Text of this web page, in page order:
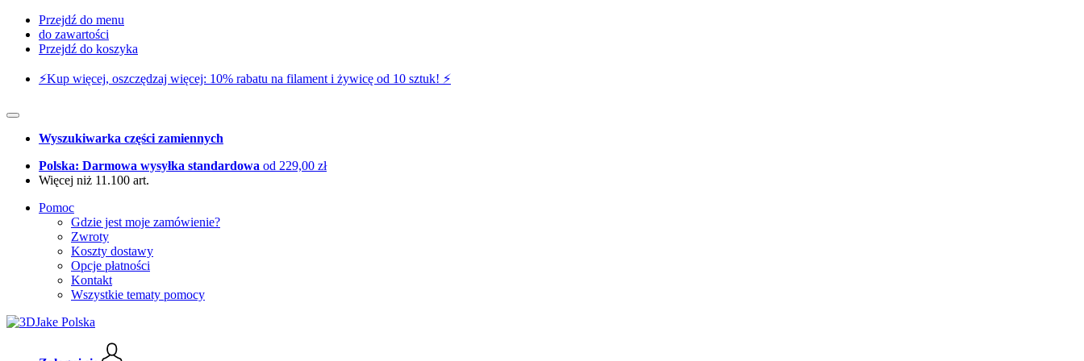
Przejdź do menu
do zawartości
Przejdź do koszyka
⚡️Kup więcej, oszczędzaj więcej: 10% rabatu na filament i żywicę od 10 sztuk! ⚡️
Wyszukiwarka części zamiennych
Polska: Darmowa wysyłka standardowa od 229,00 zł
Więcej niż 11.100 art.
Pomoc
Gdzie jest moje zamówienie?
Zwroty
Koszty dostawy
Opcje płatności
Kontakt
Wszystkie tematy pomocy